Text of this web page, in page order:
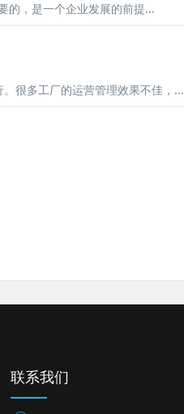
，是一个企业发展的前提...
很多工厂的运营管理效果不佳，...
联系我们